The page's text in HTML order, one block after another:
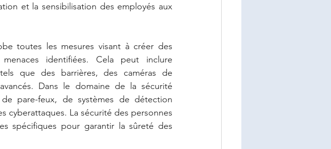
et la sensibilisation des employés aux
toutes les mesures visant à créer des
identifiées. Cela peut inclure
que des barrières, des caméras de
Dans le domaine de la sécurité
pare-feux, de systèmes de détection
cyberattaques. La sécurité des personnes
spécifiques pour garantir la sûreté des